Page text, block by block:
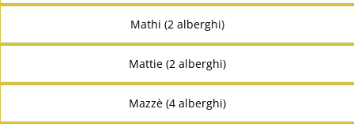
Mathi (2 alberghi)
Mattie (2 alberghi)
Mazzè (4 alberghi)